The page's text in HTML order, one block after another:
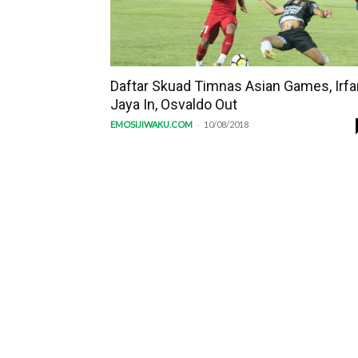
Daftar Skuad Timnas Asian Games,
Jaya In, Osvaldo Out
EMOSIJIWAKU.COM - 10/08/2018